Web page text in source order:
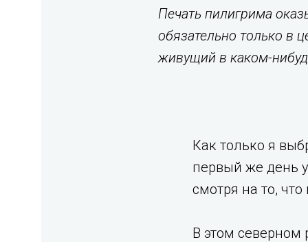
Печать пилигрима
обязательно только в
живущий в каком-
Как только я
первый же день
смотря на то,
В этом северном